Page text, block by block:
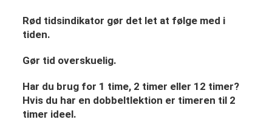
Rød tidsindikator gør det let at følge med i
tiden.
Gør tid overskuelig.
Har du brug for 1 time, 2 timer eller 12 timer?
Hvis du har en dobbeltlektion er timeren til 2
timer ideel.